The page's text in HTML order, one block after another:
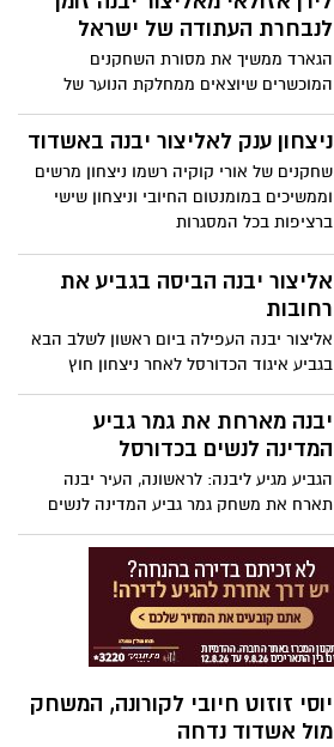
לנבחרת העתודה של ישראל
הגארד ממשיך את מסורת השחקנים
המוכשרים שיוצאים ממחלקת הנוער של
אליצור. במועדון אמרו: "סומכים עליו
ומאמינים בו"
ניצחון ענק לאליצור יבנה באשדוד
שחקנים של אורי קוקיה רשמו ניצחון מרשים
וממשיכים במומנטום החיובי וניצחון שישי
ברציפות בכל המסגרות
אליצור יבנה הביסה בגביע את
רחובות
אליצור יבנה העפילה ביום ראשון לשלב הבא
בגביע איגוד הכדורסל לאחר ניצחון חוץ
מרשים 77-99 על מכבי רחובות. ביום ראשון
בהיכל רלף קליין).
יבנה מארחת את גמר גביע
המדינה לנשים בכדורסל
הגביע מגיע ליבנה: לראשונה, העיר יבנה
תארח את משחק גמר גביע המדינה לנשים
בכדורסל במעמד נשיא המדינה, ראובן (רובי)
ריבלין. גם משחקי חצי הגמר יתקיימו בהיכל
הספורט ע"ש רלף קליין וישודרו בשידור ישיר
בערוץ הספורט.
יוסי זוזוט חיובי לקורונה, המשחק
מול אשדוד נדחה